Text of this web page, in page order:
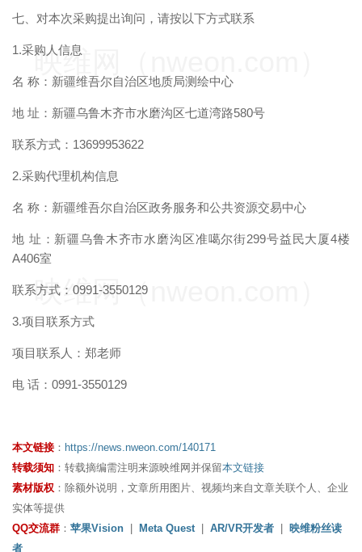
七、对本次采购提出询问，请按以下方式联系
1.采购人信息
名 称：新疆维吾尔自治区地质局测绘中心
地 址：新疆乌鲁木齐市水磨沟区七道湾路580号
联系方式：13699953622
2.采购代理机构信息
名 称：新疆维吾尔自治区政务服务和公共资源交易中心
地 址：新疆乌鲁木齐市水磨沟区准噶尔街299号益民大厦4楼
A406室
联系方式：0991-3550129
3.项目联系方式
项目联系人：郑老师
电 话：0991-3550129
映维网（nweon.com）
映维网（nweon.com）
本文链接 ： https://news.nweon.com/140171
转载须知 ：转载摘编需注明来源映维网并保留本文链接
素材版权 ：除额外说明，文章所用图片、视频均来自文章关联个人、企业
实体等提供
QQ交流群 ： 苹果Vision Meta Quest| AR/VR开发者
映维粉丝读
者